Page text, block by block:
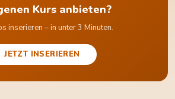
Kurs anbieten?
inserieren – in unter 3 Minuten.
JETZT INSERIEREN